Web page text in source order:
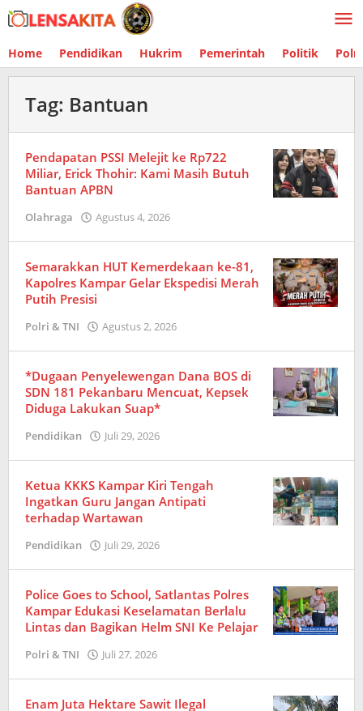
Lewati
ke
Home Pendidikan Hukrim Pemerintah Politik
Tag: Bantuan
Pendapatan PSSI Melejit ke Rp722
Miliar, Erick Thohir: Kami Masih Butuh
Bantuan APBN
Olahraga Agustus 4, 2026
Semarakkan HUT Kemerdekaan ke-81,
Kapolres Kampar Gelar Ekspedisi Merah
Putih Presisi
Polri & TNI Agustus 2, 2026
*Dugaan Penyelewengan Dana BOS di
SDN 181 Pekanbaru Mencuat, Kepsek
Diduga Lakukan Suap*
Pendidikan Juli 29, 2026
Ketua KKKS Kampar Kiri Tengah
Ingatkan Guru Jangan Antipati
terhadap Wartawan
Pendidikan Juli 29, 2026
Police Goes to School, Satlantas Polres
Kampar Edukasi Keselamatan Berlalu
Lintas dan Bagikan Helm SNI Ke Pelajar
Polri & TNI Juli 27, 2026
Enam Juta Hektare Sawit Ilegal